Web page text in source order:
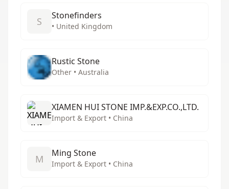
S Stonefinders
• United Kingdom
Rustic Stone
Other • Australia
XIAMEN HUI STONE IMP.&EXP.CO.,LTD.
Import & Export • China
M Ming Stone
Import & Export • China